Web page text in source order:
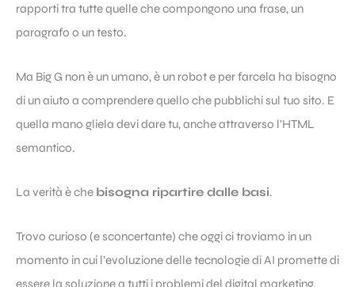
rapporti tra tutte quelle che compongono una frase, un
paragrafo o un testo.
Ma Big G non è un umano, è un robot e per farcela ha bisogno
di un aiuto a comprendere quello che pubblichi sul tuo sito. E
quella mano gliela devi dare tu, anche attraverso l’HTML
semantico.
La verità è che bisogna ripartire dalle basi.
Trovo curioso (e sconcertante) che oggi ci troviamo in un
momento in cui l’evoluzione delle tecnologie di AI promette di
essere la soluzione a tutti i problemi del digital marketing,